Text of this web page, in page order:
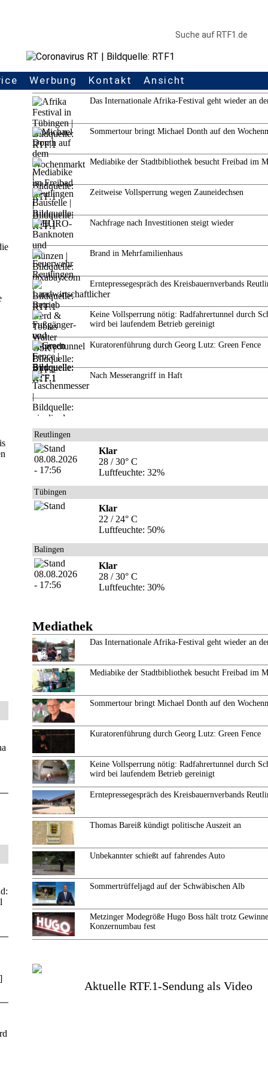
Werbung Kontakt Ansicht
]
Weitere Themen
Das Internationale Afrika-Festival geht wieder an
Sommertour bringt Michael Donth auf den
Mediabike der Stadtbibliothek besucht Freibad im
Zeitweise Vollsperrung wegen Zauneidechsen
Nachfrage nach Investitionen steigt wieder
Brand in Mehrfamilienhaus
Erntepressegespräch des Kreisbauernverbands
Keine Vollsperrung nötig: Radfahrertunnel durch
wird bei laufendem Betrieb gereinigt
Kuratorenführung durch Georg Lutz: Green Fence
Nach Messerangriff in Haft
Reutlingen
Klar
28 / 30° C
Luftfeuchte: 32%
Tübingen
Klar
22 / 24° C
Luftfeuchte: 50%
Balingen
Klar
28 / 30° C
Luftfeuchte: 30%
Mediathek
Das Internationale Afrika-Festival geht wieder an
Mediabike der Stadtbibliothek besucht Freibad im
Sommertour bringt Michael Donth auf den
Kuratorenführung durch Georg Lutz: Green Fence
Keine Vollsperrung nötig: Radfahrertunnel durch
wird bei laufendem Betrieb gereinigt
Erntepressegespräch des Kreisbauernverbands
Thomas Bareiß kündigt politische Auszeit an
Unbekannter schießt auf fahrendes Auto
Sommertrüffeljagd auf der Schwäbischen Alb
Metzinger Modegröße Hugo Boss hält trotz
Konzernumbau fest
Aktuelle RTF.1-Sendung als Video